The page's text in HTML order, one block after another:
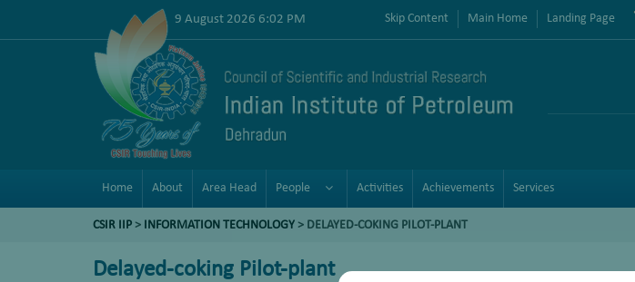
9 August 2026 6:02 PM Skip Content Main Home Landing Page
Home About Area Head People Activities Achievements Services
CSIR IIP > INFORMATION TECHNOLOGY > DELAYED-COKING PILOT-PLANT
Delayed-coking Pilot-plant